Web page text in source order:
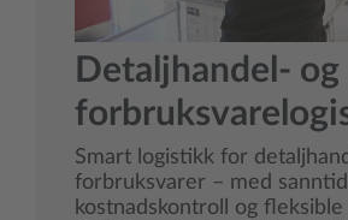
Detaljhandel- og
Smart logistikk for
forbruksvarer – med
kostnadskontroll og fleksible